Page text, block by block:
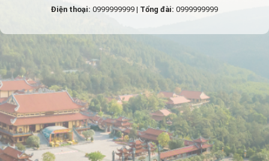
Điện thoại: 0999999999 | Tổng đài: 0999999999